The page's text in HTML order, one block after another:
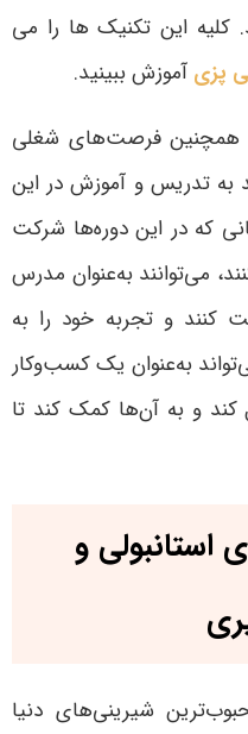
. کلیه این تکنیک ها را می
پزی آموزش ببینید.
همچنین فرصت‌های شغلی
به تدریس و آموزش در این
که در این دوره‌ها شرکت
می‌توانند به‌عنوان مدرس
کنند و تجربه خود را به
به‌عنوان یک کسب‌وکار
کند و به آن‌ها کمک کند تا
استانبولی و
شیرینی‌های دنیا